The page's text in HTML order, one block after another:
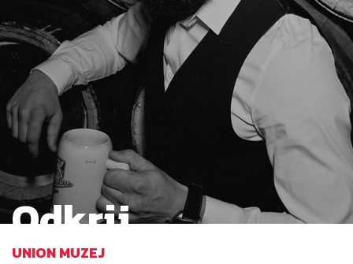
Odkrij
UNION MUZEJ